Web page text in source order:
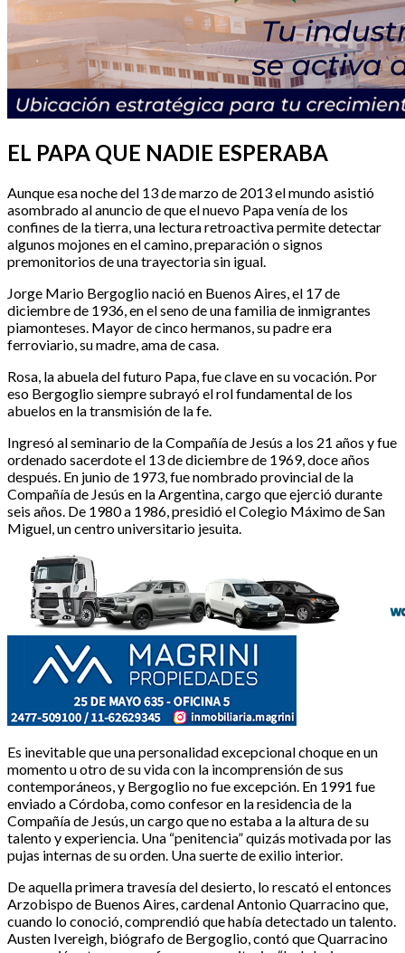
EL PAPA QUE NADIE ESPERABA
Aunque esa noche del 13 de marzo de 2013 el mundo asistió
asombrado al anuncio de que el nuevo Papa venía de los
confines de la tierra, una lectura retroactiva permite detectar
algunos mojones en el camino, preparación o signos
premonitorios de una trayectoria sin igual.
Jorge Mario Bergoglio nació en Buenos Aires, el 17 de
diciembre de 1936, en el seno de una familia de inmigrantes
piamonteses. Mayor de cinco hermanos, su padre era
ferroviario, su madre, ama de casa.
Rosa, la abuela del futuro Papa, fue clave en su vocación. Por
eso Bergoglio siempre subrayó el rol fundamental de los
abuelos en la transmisión de la fe.
Ingresó al seminario de la Compañía de Jesús a los 21 años y fue
ordenado sacerdote el 13 de diciembre de 1969, doce años
después. En junio de 1973, fue nombrado provincial de la
Compañía de Jesús en la Argentina, cargo que ejerció durante
seis años. De 1980 a 1986, presidió el Colegio Máximo de San
Miguel, un centro universitario jesuita.
Es inevitable que una personalidad excepcional choque en un
momento u otro de su vida con la incomprensión de sus
contemporáneos, y Bergoglio no fue excepción. En 1991 fue
enviado a Córdoba, como confesor en la residencia de la
Compañía de Jesús, un cargo que no estaba a la altura de su
talento y experiencia. Una “penitencia” quizás motivada por las
pujas internas de su orden. Una suerte de exilio interior.
De aquella primera travesía del desierto, lo rescató el entonces
Arzobispo de Buenos Aires, cardenal Antonio Quarracino que,
cuando lo conoció, comprendió que había detectado un talento.
Austen Ivereigh, biógrafo de Bergoglio, contó que Quarracino